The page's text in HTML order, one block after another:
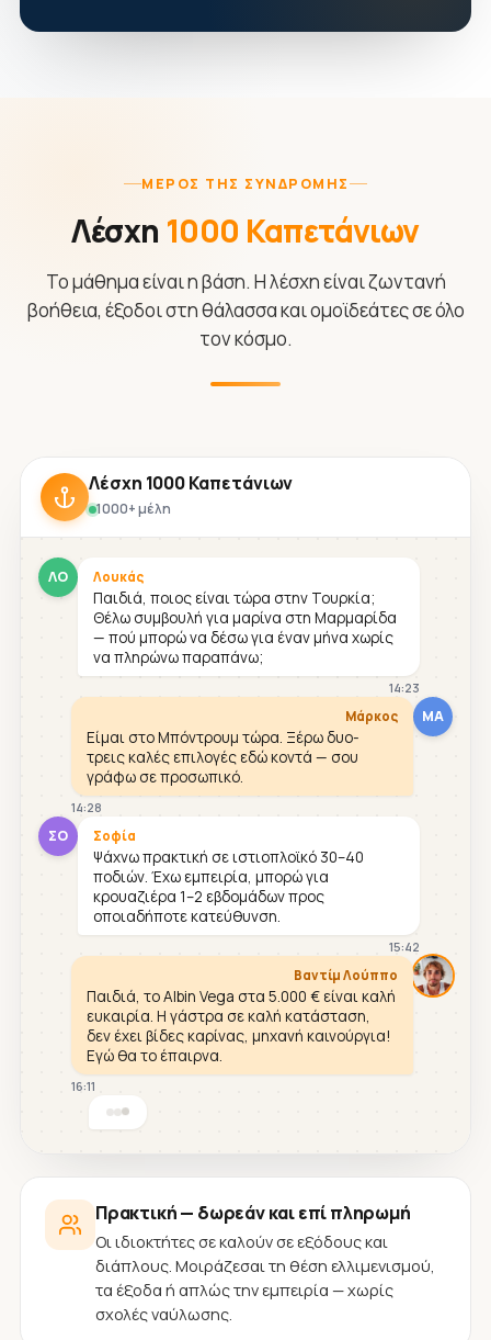
ΜΈΡΟΣ ΤΗΣ ΣΥΝΔΡΟΜΉΣ
Λέσχη 1000 Καπετάνιων
Το μάθημα είναι η βάση. Η λέσχη είναι ζωντανή
βοήθεια, έξοδοι στη θάλασσα και ομοϊδεάτες σε όλο
τον κόσμο.
Λέσχη 1000 Καπετάνιων
1000+ μέλη
ΛΟ Λουκάς
Παιδιά, ποιος είναι τώρα στην Τουρκία;
Θέλω συμβουλή για μαρίνα στη Μαρμαρίδα
— πού μπορώ να δέσω για έναν μήνα χωρίς
να πληρώνω παραπάνω;
14:23
ΜΑ
Μάρκος
Είμαι στο Μπόντρουμ τώρα. Ξέρω δυο-
τρεις καλές επιλογές εδώ κοντά — σου
γράφω σε προσωπικό.
14:28
ΣΟ Σοφία
Ψάχνω πρακτική σε ιστιοπλοϊκό 30–40
ποδιών. Έχω εμπειρία, μπορώ για
κρουαζιέρα 1–2 εβδομάδων προς
οποιαδήποτε κατεύθυνση.
15:42
Βαντίμ Λούππο
Παιδιά, το Albin Vega στα 5.000 € είναι καλή
ευκαιρία. Η γάστρα σε καλή κατάσταση,
δεν έχει βίδες καρίνας, μηχανή καινούργια!
Εγώ θα το έπαιρνα.
16:11
Πρακτική — δωρεάν και επί πληρωμή
Οι ιδιοκτήτες σε καλούν σε εξόδους και
διάπλους. Μοιράζεσαι τη θέση ελλιμενισμού,
τα έξοδα ή απλώς την εμπειρία — χωρίς
σχολές ναύλωσης.